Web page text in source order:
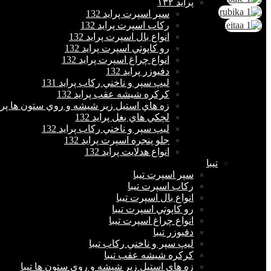
پرايد ١٣٢
سپر اسپرت پراید 132
ركاب اسپرت پراید 132
انواع بال اسپرت پراید 132
رو كاپوتي اسپرت پراید 132
انواع چراغ اسپرت پراید 132
دفيوزر پراید 132
ليپ سپر و ناخني ركاب پراید 131
كركره شيشه عقب پراید 132
زه هاي استيل زير شيشه و روي ستون ها پراید
لچكي هاي بغل پراید 132
ليپ سپر و ناخني ركاب پراید 132
جلو پنجره اسپرت پراید 132
انواع هدلايت پراید 132
تيبا
سپر اسپرت تیبا
ركاب اسپرت تیبا
انواع بال اسپرت تیبا
رو كاپوتي اسپرت تیبا
انواع چراغ اسپرت تیبا
دفيوزر تیبا
ليپ سپر و ناخني ركاب تیبا
كركره شيشه عقب تیبا
زه هاي استيل زير شيشه و روي ستون ها تیبا